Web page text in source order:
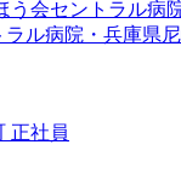
会セントラル病
ル病院・兵庫県
正社員